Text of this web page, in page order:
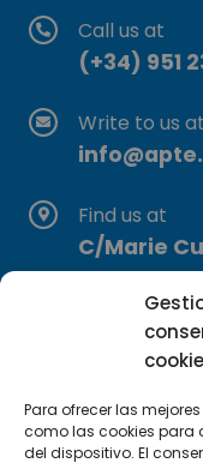
Para ofrecer las
como las cookies
del dispositivo. El
Call us at
(+34) 951
Write to us at
Find us at
C/Marie
29590